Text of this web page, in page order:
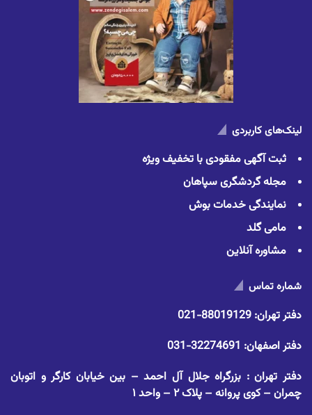
لینک‌های کاربردی
ثبت آگهی مفقودی با تخفیف ویژه
مجله گردشگری سپاهان
نمایندگی خدمات بوش
مامی گلد
مشاوره آنلاین
شماره تماس
دفتر تهران: 88019129-021
دفتر اصفهان: 32274691-031
دفتر تهران : بزرگراه جلال آل احمد – بین خیابان کارگر و اتوبان
چمران – کوی پروانه – پلاک ۲ – واحد ۱